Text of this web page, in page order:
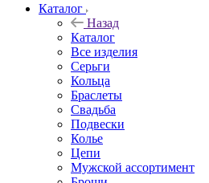
Каталог
Назад
Каталог
Все изделия
Серьги
Кольца
Браслеты
Свадьба
Подвески
Колье
Цепи
Мужской ассортимент